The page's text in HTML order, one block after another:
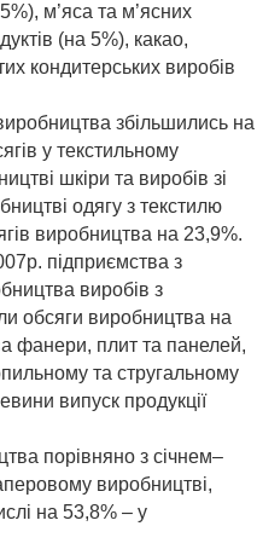
м’яса та м’ясних
(на 5%), какао,
кондитерських виробів
збільшились на
у текстильному
шкіри та виробів зі
одягу з текстилю
виробництва на 23,9%.
підприємства з
виробів з
обсяги виробництва на
фанери, плит та панелей,
та стругальному
випуск продукції
порівняно з січнем–
виробництві,
на 53,8% – у